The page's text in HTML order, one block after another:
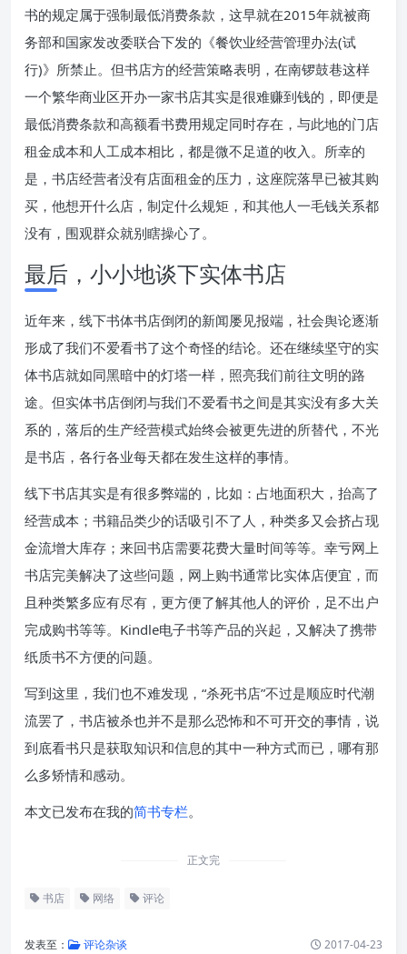
书的规定属于强制最低消费条款，这早就在2015年就被商
务部和国家发改委联合下发的《餐饮业经营管理办法(试
行)》所禁止。但书店方的经营策略表明，在南锣鼓巷这样
一个繁华商业区开办一家书店其实是很难赚到钱的，即便是
最低消费条款和高额看书费用规定同时存在，与此地的门店
租金成本和人工成本相比，都是微不足道的收入。所幸的
是，书店经营者没有店面租金的压力，这座院落早已被其购
买，他想开什么店，制定什么规矩，和其他人一毛钱关系都
没有，围观群众就别瞎操心了。
最后，小小地谈下实体书店
近年来，线下书体书店倒闭的新闻屡见报端，社会舆论逐渐
形成了我们不爱看书了这个奇怪的结论。还在继续坚守的实
体书店就如同黑暗中的灯塔一样，照亮我们前往文明的路
途。但实体书店倒闭与我们不爱看书之间是其实没有多大关
系的，落后的生产经营模式始终会被更先进的所替代，不光
是书店，各行各业每天都在发生这样的事情。
线下书店其实是有很多弊端的，比如：占地面积大，抬高了
经营成本；书籍品类少的话吸引不了人，种类多又会挤占现
金流增大库存；来回书店需要花费大量时间等等。幸亏网上
书店完美解决了这些问题，网上购书通常比实体店便宜，而
且种类繁多应有尽有，更方便了解其他人的评价，足不出户
完成购书等等。Kindle电子书等产品的兴起，又解决了携带
纸质书不方便的问题。
写到这里，我们也不难发现，“杀死书店”不过是顺应时代潮
流罢了，书店被杀也并不是那么恐怖和不可开交的事情，说
到底看书只是获取知识和信息的其中一种方式而已，哪有那
么多矫情和感动。
本文已发布在我的简书专栏。
正文完
书店 网络 评论
发表至： 评论杂谈 2017-04-23